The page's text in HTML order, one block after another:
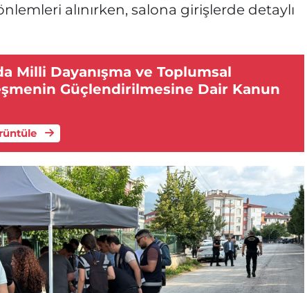
alınırken, salona girişlerde detaylı
Milli Dayanışma ve Toplumsal
Güçlendirilmesine Dair Kanun